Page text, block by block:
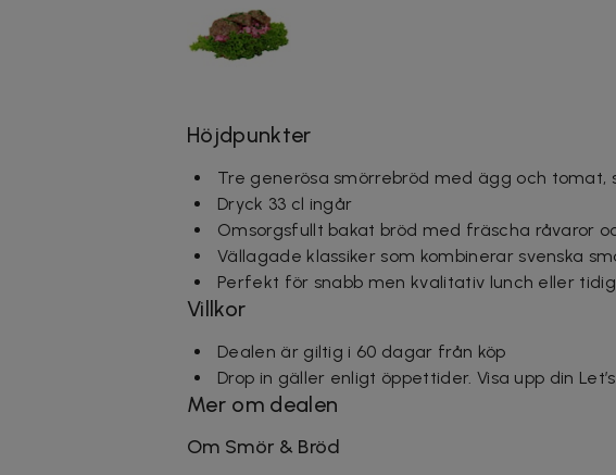
Höjdpunkter
Tre generösa smörrebröd med ägg och
Dryck 33 cl ingår
Omsorgsfullt bakat bröd med fräscha råvaror
Vällagade klassiker som kombinerar svenska
Perfekt för snabb men kvalitativ lunch eller
Villkor
Dealen är giltig i 60 dagar från köp
Drop in gäller enligt öppettider. Visa upp din
Mer om dealen
Om Smör & Bröd